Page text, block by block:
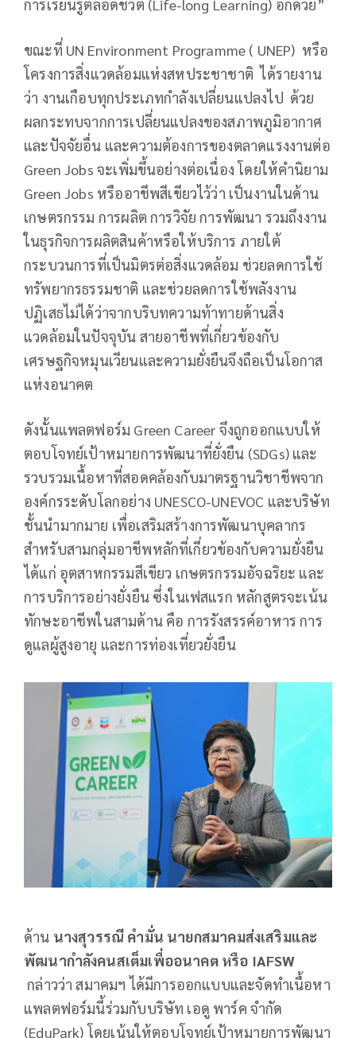
การเรียนรู้ตลอดชีวิต (Life-long Learning) อีกด้วย”
ขณะที่ UN Environment Programme ( UNEP) หรือ
โครงการสิ่งแวดล้อมแห่งสหประชาชาติ ได้รายงาน
ว่า งานเกือบทุกประเภทกำลังเปลี่ยนแปลงไป ด้วย
ผลกระทบจากการเปลี่ยนแปลงของสภาพภูมิอากาศ
และปัจจัยอื่น และความต้องการของตลาดแรงงานต่อ
Green Jobs จะเพิ่มขึ้นอย่างต่อเนื่อง โดยให้คำนิยาม
Green Jobs หรืออาชีพสีเขียวไว้ว่า เป็นงานในด้าน
เกษตรกรรม การผลิต การวิจัย การพัฒนา รวมถึงงาน
ในธุรกิจการผลิตสินค้าหรือให้บริการ ภายใต้
กระบวนการที่เป็นมิตรต่อสิ่งแวดล้อม ช่วยลดการใช้
ทรัพยากรธรรมชาติ และช่วยลดการใช้พลังงาน
ปฏิเสธไม่ได้ว่าจากบริบทความท้าทายด้านสิ่ง
แวดล้อมในปัจจุบัน สายอาชีพที่เกี่ยวข้องกับ
เศรษฐกิจหมุนเวียนและความยั่งยืนจึงถือเป็นโอกาส
แห่งอนาคต
ดังนั้นแพลตฟอร์ม Green Career จึงถูกออกแบบให้
ตอบโจทย์เป้าหมายการพัฒนาที่ยั่งยืน (SDGs) และ
รวบรวมเนื้อหาที่สอดคล้องกับมาตรฐานวิชาชีพจาก
องค์กรระดับโลกอย่าง UNESCO-UNEVOC และบริษัท
ชั้นนำมากมาย เพื่อเสริมสร้างการพัฒนาบุคลากร
สำหรับสามกลุ่มอาชีพหลักที่เกี่ยวข้องกับความยั่งยืน
ได้แก่ อุตสาหกรรมสีเขียว เกษตรกรรมอัจฉริยะ และ
การบริการอย่างยั่งยืน ซึ่งในเฟสแรก หลักสูตรจะเน้น
ทักษะอาชีพในสามด้าน คือ การรังสรรค์อาหาร การ
ดูแลผู้สูงอายุ และการท่องเที่ยวยั่งยืน
ด้าน นางสุวรรณี คำมั่น นายกสมาคมส่งเสริมและ
พัฒนากำลังคนสเต็มเพื่ออนาคต หรือ IAFSW
กล่าวว่า สมาคมฯ ได้มีการออกแบบและจัดทำเนื้อหา
แพลตฟอร์มนี้ร่วมกับบริษัท เอดู พาร์ค จำกัด
(EduPark) โดยเน้นให้ตอบโจทย์เป้าหมายการพัฒนา